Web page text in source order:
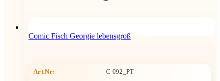
Comic Fisch Georgie lebensgroß
Art.Nr: C-092_PT